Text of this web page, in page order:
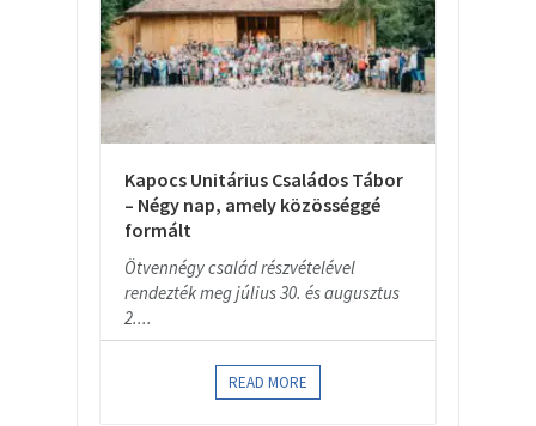
Kapocs Unitárius Családos Tábor
– Négy nap, amely közösséggé
formált
Ötvennégy család részvételével
rendezték meg július 30. és augusztus
2....
READ MORE